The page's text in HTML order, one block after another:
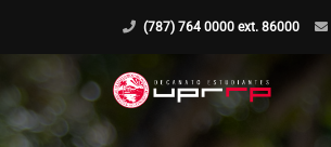
(787) 764 0000 ext. 86000